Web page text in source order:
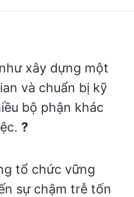
xây dựng một
và chuẩn bị kỹ
bộ phận khác
?️
tổ chức vững
sự chậm trễ tốn